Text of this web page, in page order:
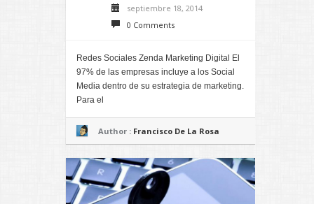
septiembre 18, 2014
0 Comments
Redes Sociales Zenda Marketing Digital El
97% de las empresas incluye a los Social
Media dentro de su estrategia de marketing.
Para el
Author : Francisco De La Rosa